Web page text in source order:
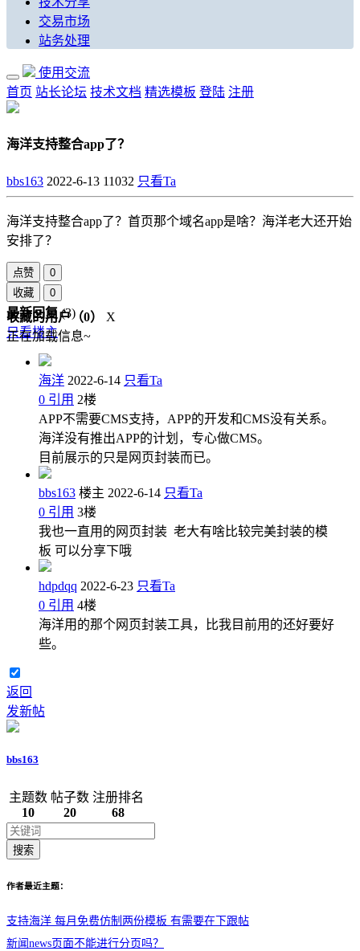
交易市场
站务处理
使用交流
首页 站长论坛 技术文档 精选模板 登陆 注册
海洋支持整合app了？
bbs163 2022-6-13 11032 只看Ta
海洋支持整合app了？首页那个域名app是啥？海洋老大还开始
安排了？
点赞
0
收藏
0
收藏的用户（0）
X
正在加载信息~
最新回复(3)
只看楼主
海洋 2022-6-14 只看Ta
0 引用 2楼
APP不需要CMS支持，APP的开发和CMS没有关系。
海洋没有推出APP的计划，专心做CMS。
目前展示的只是网页封装而已。
bbs163 楼主 2022-6-14 只看Ta
0 引用 3楼
我也一直用的网页封装 老大有啥比较完美封装的模
板 可以分享下哦
hdpdqq 2022-6-23 只看Ta
0 引用 4楼
海洋用的那个网页封装工具，比我目前用的还好要好
些。
返回
发新帖
bbs163
主题数
10
帖子数
20
注册排名
68
搜索
作者最近主题：
支持海洋 每月免费仿制两份模板 有需要在下跟帖
新闻news页面不能进行分页吗？